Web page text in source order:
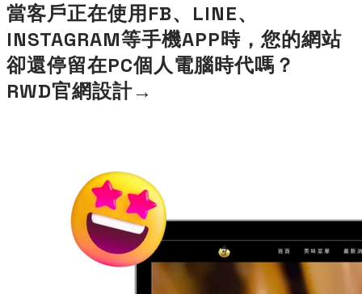
當客戶正在使用FB、LINE、
INSTAGRAM等手機APP時，您的網站
卻還停留在PC個人電腦時代嗎？
RWD官網設計→